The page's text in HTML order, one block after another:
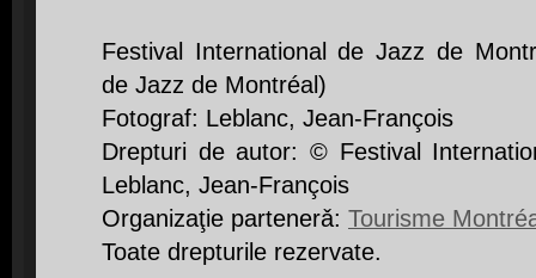
Festival International de Jazz de
de Jazz de Montréal)
Fotograf: Leblanc, Jean-François
Drepturi de autor: © Festival
Leblanc, Jean-François
Organizaţie partenerǎ: Tourisme
Toate drepturile rezervate.